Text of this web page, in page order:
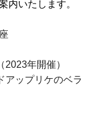
内いたします。
年開催）
ップリケのベラ